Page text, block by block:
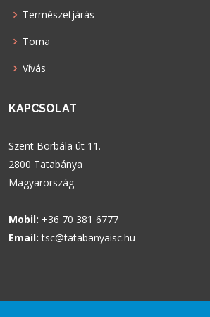
Természetjárás
Torna
Vívás
KAPCSOLAT
Szent Borbála út 11.
2800 Tatabánya
Magyarország
Mobil: +36 70 381 6777
Email: tsc@tatabanyaisc.hu